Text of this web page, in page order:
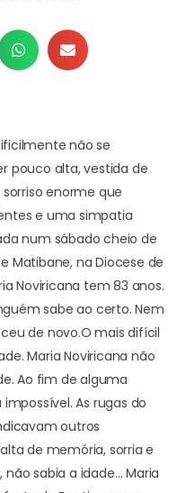
não se
pouco alta, vestida de
enorme que
e uma simpatia
num sábado cheio de
Matibane, na Diocese de
Noviricana tem 83 anos.
sabe ao certo. Nem
de novo.O mais difícil
Maria Noviricana não
Ao fim de alguma
As rugas do
outros
de memória, sorria e
sabia a idade… Maria